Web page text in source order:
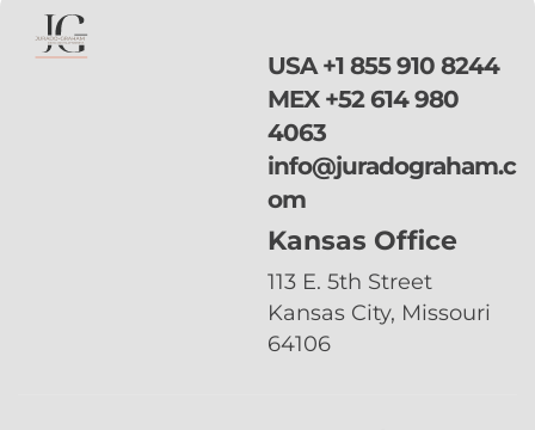
requeririas el perdon mas amplio que es el
perdon […]
USA+1 855 910 8244
MEX +52 614 980
4063
info@juradograham.c
om
Kansas Office
113 E. 5th Street
Kansas City, Missouri
64106